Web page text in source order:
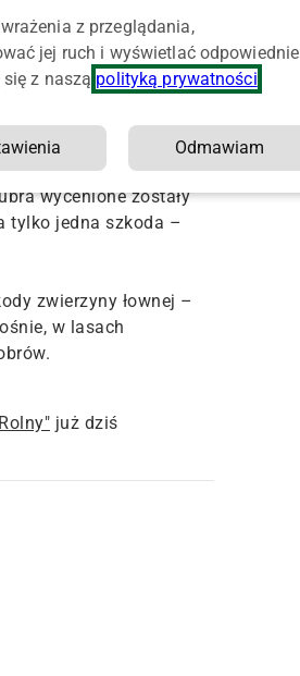
również coraz
– zauważył Lis.
na 56 tys. zł. –
wycenione zostały
tylko jedna szkoda –
zwierzyny łownej –
w lasach
już dziś
z przeglądania,
jej ruch i wyświetlać odpowiednie
z naszą polityką prywatności
Odmawiam